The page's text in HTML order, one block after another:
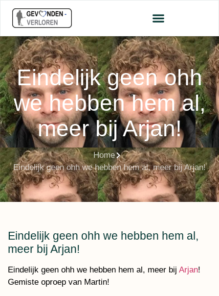
Eindelijk geen ohh
we hebben hem al,
meer bij Arjan!
Home
Eindelijk geen ohh we hebben hem al, meer bij Arjan!
Eindelijk geen ohh we hebben hem al,
meer bij Arjan!
Eindelijk geen ohh we hebben hem al, meer bij Arjan!
Gemiste oproep van Martin!